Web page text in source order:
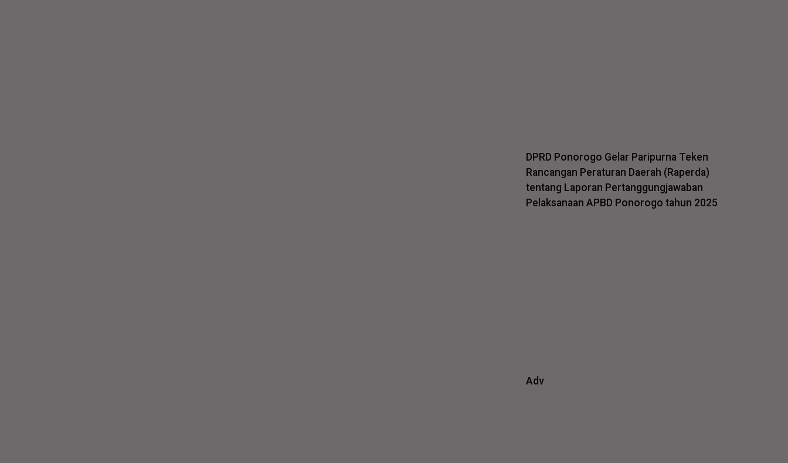
DPRD Ponorogo Gelar Paripurna Teken
Rancangan Peraturan Daerah (Raperda)
tentang Laporan Pertanggungjawaban
Pelaksanaan APBD Ponorogo tahun 2025
Adv